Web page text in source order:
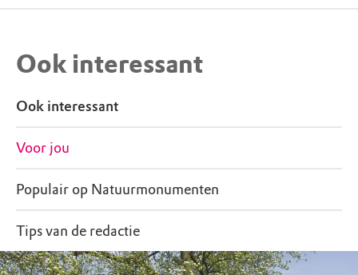
Ook interessant
Ook interessant
Voor jou
Populair op Natuurmonumenten
Tips van de redactie